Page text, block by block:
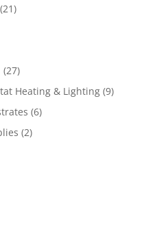
(21)
(27)
Heating & Lighting (9)
(6)
(2)